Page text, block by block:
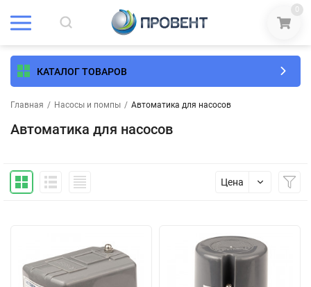
0
КАТАЛОГ ТОВАРОВ
Главная / Насосы и помпы / Автоматика для насосов
Автоматика для насосов
Цена